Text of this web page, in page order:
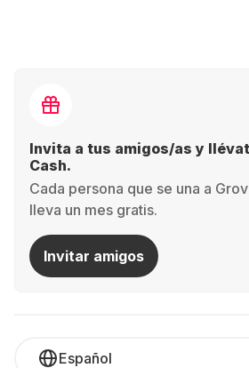
Invita a tus amigos/as y
Cash.
Cada persona que se una a
lleva un mes gratis.
Invitar amigos
Español